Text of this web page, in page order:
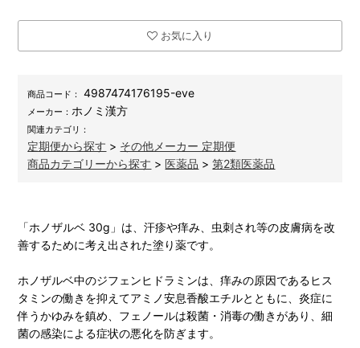
お気に入り
商品コード： 4987474176195-eve
メーカー： ホノミ漢方
関連カテゴリ：
定期便から探す > その他メーカー 定期便
商品カテゴリーから探す > 医薬品 >第2類医薬品
「ホノザルベ 30g」は、汗疹や痒み、虫刺され等の皮膚病を改
善するために考え出された塗り薬です。
ホノザルベ中のジフェンヒドラミンは、痒みの原因であるヒス
タミンの働きを抑えてアミノ安息香酸エチルとともに、炎症に
伴うかゆみを鎮め、フェノールは殺菌・消毒の働きがあり、細
菌の感染による症状の悪化を防ぎます。